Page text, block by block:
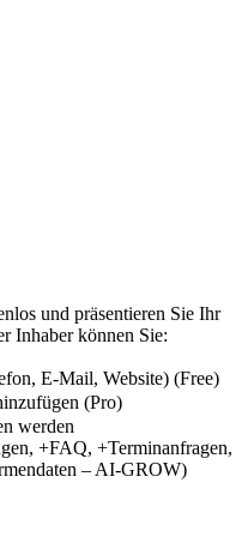
und präsentieren Sie Ihr
Inhaber können Sie:
E-Mail, Website) (Free)
(Pro)
werden
+FAQ, +Terminanfragen,
– AI-GROW)